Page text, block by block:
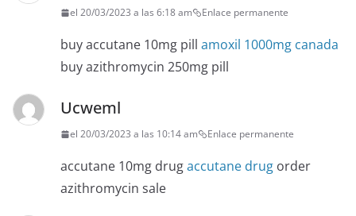
el 20/03/2023 a las 6:18 am Enlace permanente
buy accutane 10mg pill amoxil 1000mg canada
buy azithromycin 250mg pill
Ucweml
el 20/03/2023 a las 10:14 am Enlace permanente
accutane 10mg drugaccutane drug order
azithromycin sale